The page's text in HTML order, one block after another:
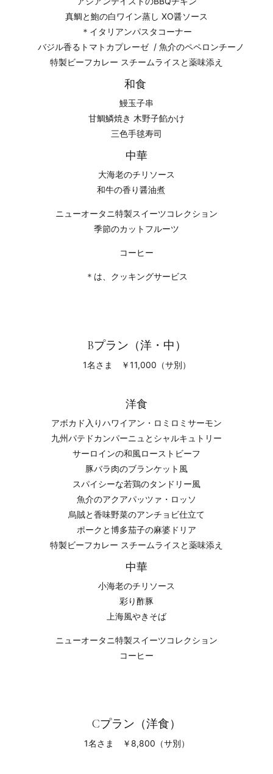
真鯛と鮑の白ワイン蒸し XO醤ソース
＊イタリアンパスタコーナー
バジル香るトマトカプレーゼ / 魚介のペペロンチーノ
特製ビーフカレー スチームライスと薬味添え
和食
鰻玉子串
甘鯛鱗焼き 木野子餡かけ
三色手毬寿司
中華
大海老のチリソース
和牛の香り醤油煮
ニューオータニ特製スイーツコレクション
季節のカットフルーツ
コーヒー
＊は、クッキングサービス
Bプラン（洋・中）
1名さま ￥11,000（サ別）
洋食
アボカド入りハワイアン・ロミロミサーモン
九州パテドカンパーニュとシャルキュトリー
サーロインの和風ローストビーフ
豚バラ肉のブランケット風
スパイシーな若鶏のタンドリー風
魚介のアクアパッツァ・ロッソ
烏賊と香味野菜のアンチョビ仕立て
ポークと博多茄子の麻婆ドリア
特製ビーフカレー スチームライスと薬味添え
中華
小海老のチリソース
彩り酢豚
上海風やきそば
ニューオータニ特製スイーツコレクション
コーヒー
Cプラン（洋食）
1名さま ￥8,800（サ別）